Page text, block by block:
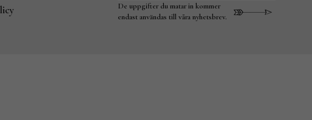
De uppgifter du matar in kommer
endast användas till våra nyhetsbrev.